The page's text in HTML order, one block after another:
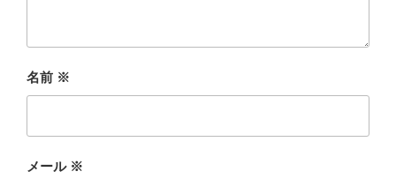
名前 ※
メール ※